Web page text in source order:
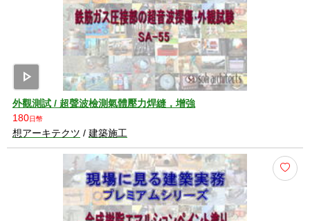
play_arrow
外觀測試 / 超聲波檢測氣體壓力焊縫，增強
180日幣
想アーキテクツ / 建築施工